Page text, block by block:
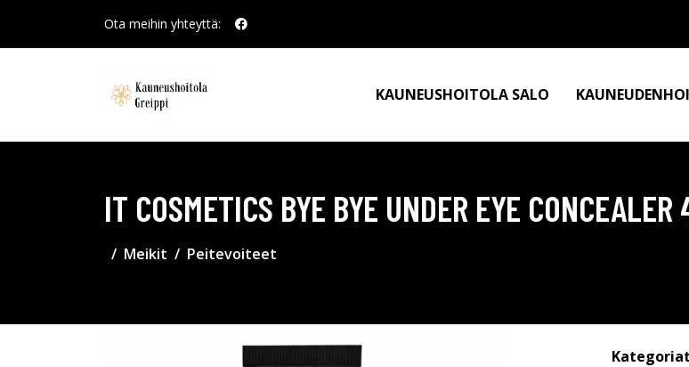
Ota meihin yhteyttä:
KAUNEUSHOITOLA SALO
IT COSMETICS BYE BYE UNDER EYE
Meikit Peitevoiteet